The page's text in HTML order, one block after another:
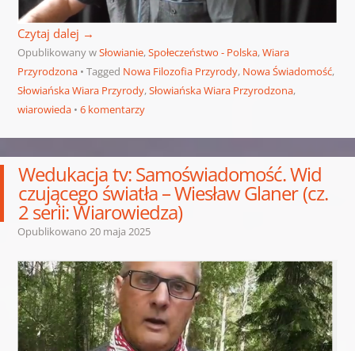
Czytaj dalej →
Opublikowany wSłowianie,Społeczeństwo - Polska,Wiara
Przyrodzona
Tagged Nowa Filozofia Przyrody, Nowa Świadomość,
Słowiańska Wiara Przyrody,Słowiańska Wiara Przyrodzona,
wiarowieda
6 komentarzy
Wedukacja tv: Samoświadomość. Wid
czującego światła – Wiesław Glaner (cz.
2 serii: Wiarowiedza)
Opublikowano 20 maja 2025